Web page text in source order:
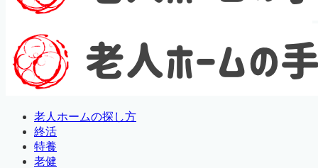
老人ホームの探し方
終活
特養
老健